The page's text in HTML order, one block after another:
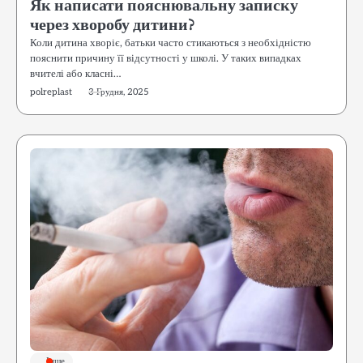
Як написати пояснювальну записку
через хворобу дитини?
Коли дитина хворіє, батьки часто стикаються з необхідністю
пояснити причину її відсутності у школі. У таких випадках
вчителі або класні…
polreplast 3 Грудня, 2025